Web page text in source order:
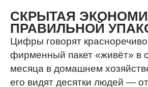
СКРЫТАЯ
ПРАВИЛЬНОЙ
Цифры говорят
фирменный пакет «живёт» в
месяца в домашнем
его видят десятки людей —